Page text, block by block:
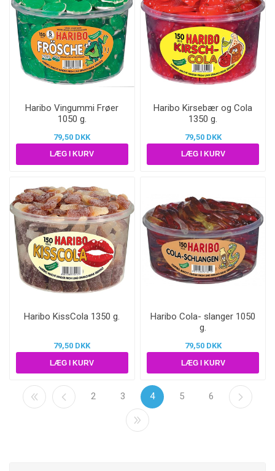
Haribo Vingummi Frøer
1050 g.
79,50 DKK
Haribo Kirsebær og Cola
1350 g.
79,50 DKK
Haribo KissCola 1350 g.
79,50 DKK
Haribo Cola- slanger 1050
g.
79,50 DKK
2 3 4 5 6